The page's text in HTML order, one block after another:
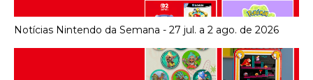
Notícias Nintendo da Semana - 27 jul. a 2 ago. de 2026